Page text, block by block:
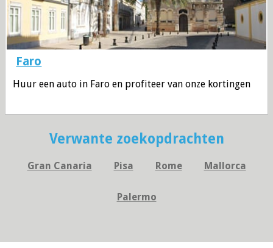
Faro
Huur een auto in Faro en profiteer van onze kortingen
Verwante zoekopdrachten
Gran Canaria Pisa Rome Mallorca
Palermo